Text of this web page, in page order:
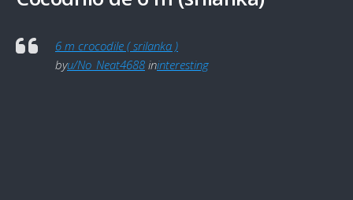
6 m crocodile ( srilanka )
byu/No_Neat4688 ininteresting